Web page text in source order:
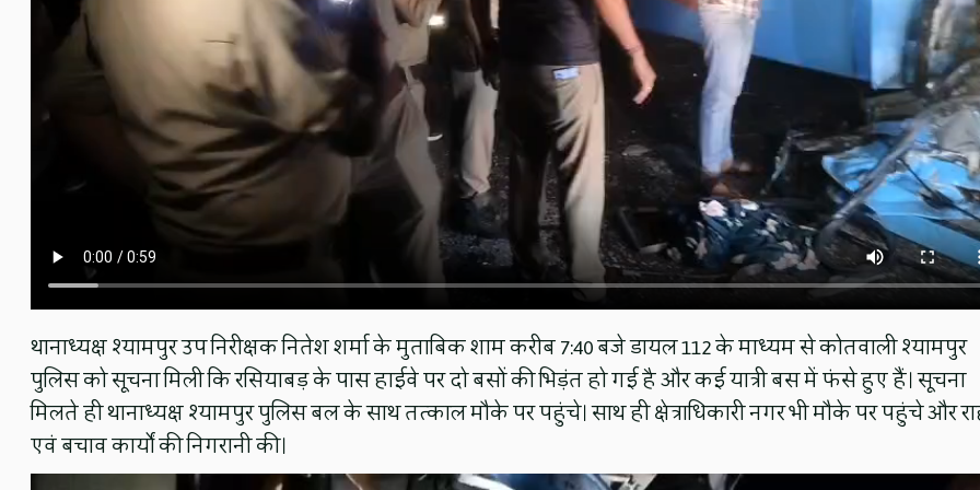
थानाध्यक्ष श्यामपुर उप निरीक्षक नितेश शर्मा के मुताबिक शाम करीब 7:40 बजे डायल 112 के माध्यम से कोतवाली श्यामपुर
पुलिस को सूचना मिली कि रसियाबड़ के पास हाईवे पर दो बसों की भिड़ंत हो गई है और कई यात्री बस में फंसे हुए हैं। सूचना
मिलते ही थानाध्यक्ष श्यामपुर पुलिस बल के साथ तत्काल मौके पर पहुंचे। साथ ही क्षेत्राधिकारी नगर भी मौके पर पहुंचे और
एवं बचाव कार्यों की निगरानी की।